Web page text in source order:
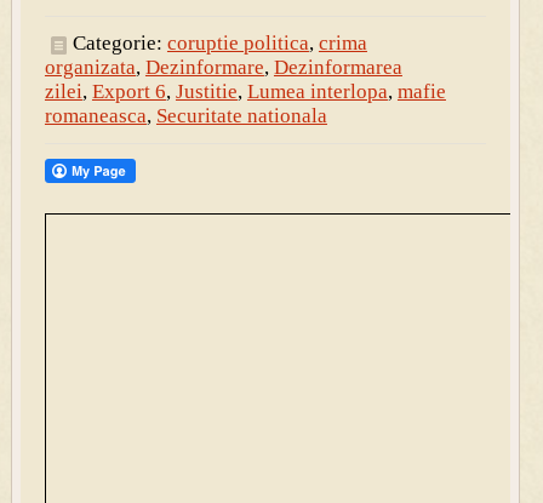
Categorie: coruptie politica, crima
organizata, Dezinformare, Dezinformarea
zilei, Export 6, Justitie, Lumea interlopa, mafie
romaneasca, Securitate nationala